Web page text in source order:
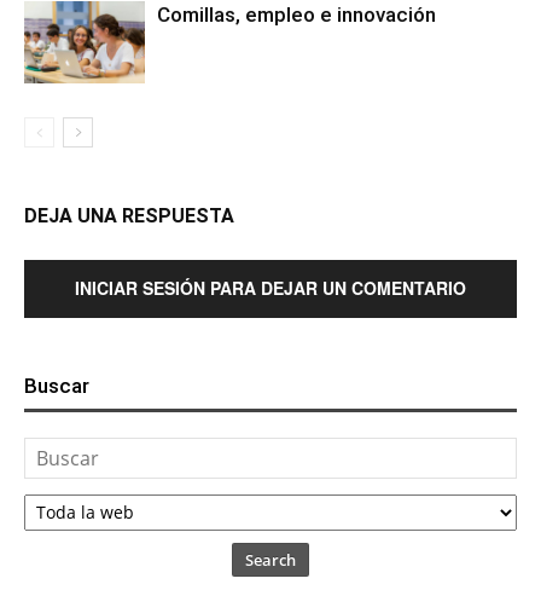
Comillas, empleo e innovación
DEJA UNA RESPUESTA
INICIAR SESIÓN PARA DEJAR UN COMENTARIO
Buscar
Search